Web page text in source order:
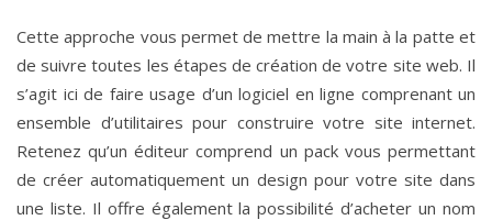
Cette approche vous permet de mettre la main à la patte et
de suivre toutes les étapes de création de votre site web. Il
s’agit ici de faire usage d’un logiciel en ligne comprenant un
ensemble d’utilitaires pour construire votre site internet.
Retenez qu’un éditeur comprend un pack vous permettant
de créer automatiquement un design pour votre site dans
une liste. Il offre également la possibilité d’acheter un nom